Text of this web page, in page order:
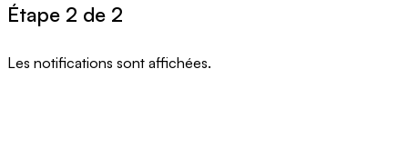
Étape 2 de 2
Les notifications sont affichées.